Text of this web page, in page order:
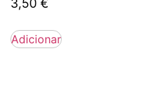
3,50 €
Adicionar